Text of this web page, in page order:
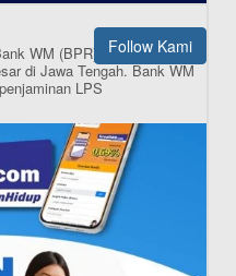
Follow Kami
WM (BPR) merupakan
di Jawa Tengah.Bank WM
LPS